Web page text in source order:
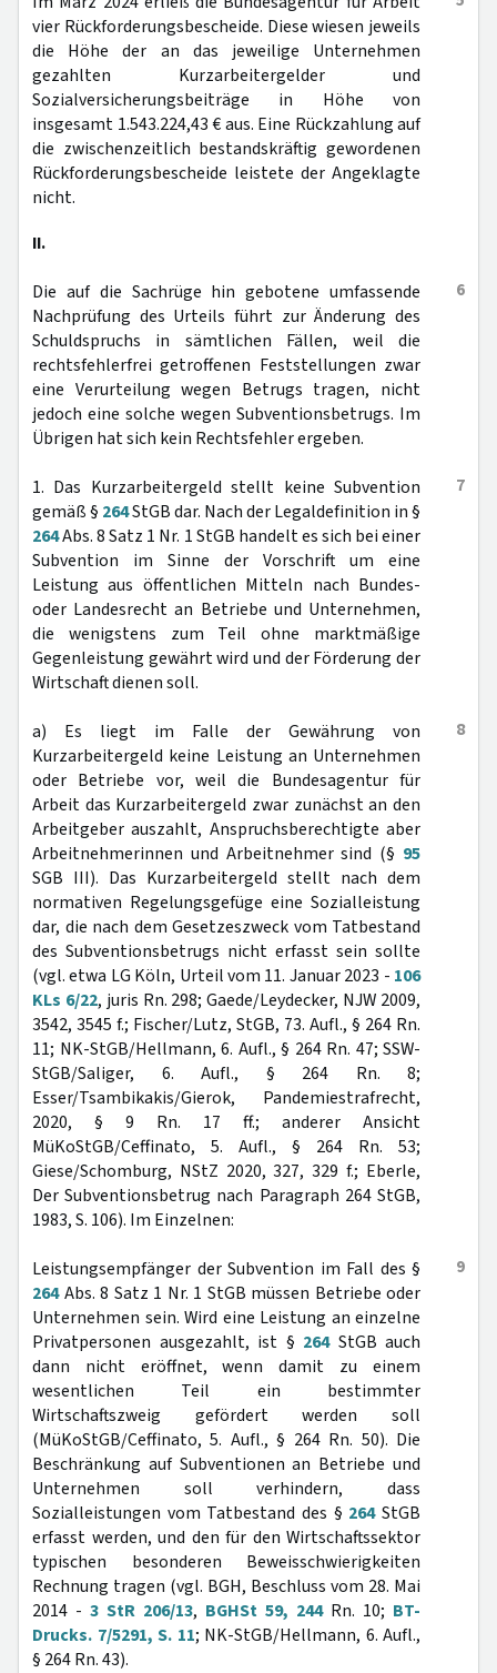
vier Rückforderungsbescheide. Diese wiesen jeweils
die Höhe der an das jeweilige Unternehmen
gezahlten Kurzarbeitergelder und
Sozialversicherungsbeiträge in Höhe von
insgesamt 1.543.224,43 € aus. Eine Rückzahlung auf
die zwischenzeitlich bestandskräftig gewordenen
Rückforderungsbescheide leistete der Angeklagte
nicht.
II.
6
Die auf die Sachrüge hin gebotene umfassende
Nachprüfung des Urteils führt zur Änderung des
Schuldspruchs in sämtlichen Fällen, weil die
rechtsfehlerfrei getroffenen Feststellungen zwar
eine Verurteilung wegen Betrugs tragen, nicht
jedoch eine solche wegen Subventionsbetrugs. Im
Übrigen hat sich kein Rechtsfehler ergeben.
7
1. Das Kurzarbeitergeld stellt keine Subvention
gemäß § 264StGB dar. Nach der Legaldefinition in §
264Abs. 8 Satz 1 Nr. 1 StGB handelt es sich bei einer
Subvention im Sinne der Vorschrift um eine
Leistung aus öffentlichen Mitteln nach Bundes-
oder Landesrecht an Betriebe und Unternehmen,
die wenigstens zum Teil ohne marktmäßige
Gegenleistung gewährt wird und der Förderung der
Wirtschaft dienen soll.
8
a) Es liegt im Falle der Gewährung von
Kurzarbeitergeld keine Leistung an Unternehmen
oder Betriebe vor, weil die Bundesagentur für
Arbeit das Kurzarbeitergeld zwar zunächst an den
Arbeitgeber auszahlt, Anspruchsberechtigte aber
Arbeitnehmerinnen und Arbeitnehmer sind (§ 95
SGB III). Das Kurzarbeitergeld stellt nach dem
normativen Regelungsgefüge eine Sozialleistung
dar, die nach dem Gesetzeszweck vom Tatbestand
des Subventionsbetrugs nicht erfasst sein sollte
(vgl. etwa LG Köln, Urteil vom 11. Januar 2023 - 106
KLs 6/22, juris Rn. 298; Gaede/Leydecker, NJW 2009,
3542, 3545 f.; Fischer/Lutz, StGB, 73. Aufl., § 264 Rn.
11; NK-StGB/Hellmann, 6. Aufl., § 264 Rn. 47; SSW-
StGB/Saliger, 6. Aufl., § 264 Rn. 8;
Esser/Tsambikakis/Gierok, Pandemiestrafrecht,
2020, § 9 Rn. 17 ff.; anderer Ansicht
MüKoStGB/Ceffinato, 5. Aufl., § 264 Rn. 53;
Giese/Schomburg, NStZ 2020, 327, 329 f.; Eberle,
Der Subventionsbetrug nach Paragraph 264 StGB,
1983, S. 106). Im Einzelnen:
9
Leistungsempfänger der Subvention im Fall des §
264Abs. 8 Satz 1 Nr. 1 StGB müssen Betriebe oder
Unternehmen sein. Wird eine Leistung an einzelne
Privatpersonen ausgezahlt, ist § 264StGB auch
dann nicht eröffnet, wenn damit zu einem
wesentlichen Teil ein bestimmter
Wirtschaftszweig gefördert werden soll
(MüKoStGB/Ceffinato, 5. Aufl., § 264 Rn. 50). Die
Beschränkung auf Subventionen an Betriebe und
Unternehmen soll verhindern, dass
Sozialleistungen vom Tatbestand des § 264StGB
erfasst werden, und den für den Wirtschaftssektor
typischen besonderen Beweisschwierigkeiten
Rechnung tragen (vgl. BGH, Beschluss vom 28. Mai
2014 - 3 StR 206/13, BGHSt 59, 244Rn. 10; BT-
Drucks. 7/5291, S. 11; NK-StGB/Hellmann, 6. Aufl.,
§ 264 Rn. 43).